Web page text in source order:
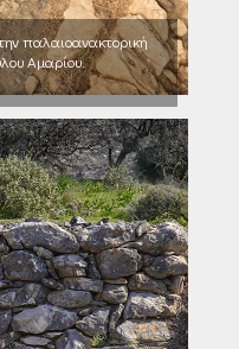
παλαιοανακτορική
Αμαρίου.